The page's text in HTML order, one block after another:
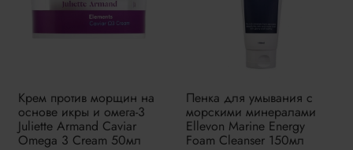
Крем против морщин на
основе икры и омега-3
Juliette Armand Caviar
Omega 3 Cream 50мл
Пенка для умывания с
морскими минералами
Ellevon Marine Energy
Foam Cleanser 150мл